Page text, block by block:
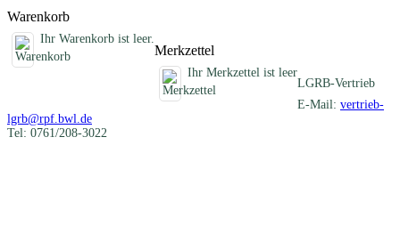
Warenkorb
Ihr Warenkorb ist leer.
Merkzettel
Ihr Merkzettel ist leer
LGRB-Vertrieb
E-Mail: vertrieb-
lgrb@rpf.bwl.de
Tel: 0761/208-3022